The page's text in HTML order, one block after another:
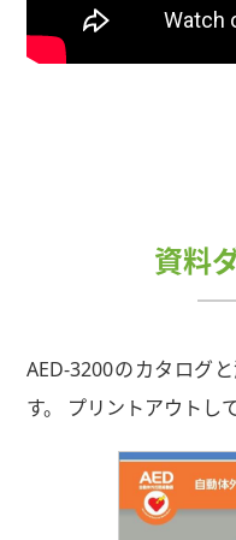
資料
AED-3200のカタログ
す。
プリントアウトし